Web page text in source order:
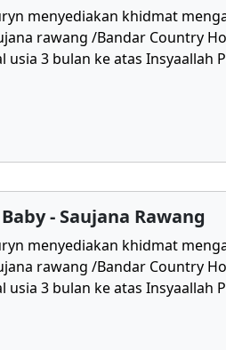
menyediakan khidmat
rawang /Bandar Country
usia 3 bulan ke atas Insyaallah
- Saujana Rawang
menyediakan khidmat
rawang /Bandar Country
usia 3 bulan ke atas Insyaallah